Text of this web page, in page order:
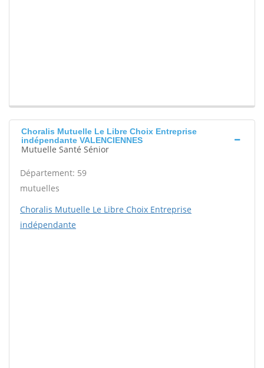
Choralis Mutuelle Le Libre Choix Entreprise
indépendante VALENCIENNES
Mutuelle Santé Sénior
Département: 59
mutuelles
Choralis Mutuelle Le Libre Choix Entreprise
indépendante